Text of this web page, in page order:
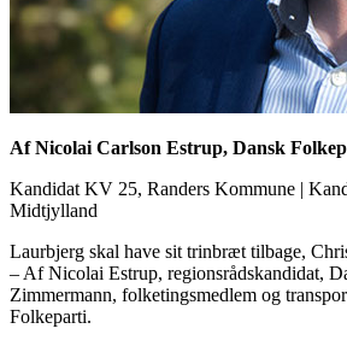
Af Nicolai Carlson Estrup, Dansk
Kandidat KV 25, Randers Kommune |
Midtjylland
Laurbjerg skal have sit trinbræt tilbage,
– Af Nicolai Estrup, regionsrådskandidat,
Zimmermann, folketingsmedlem og
Folkeparti.